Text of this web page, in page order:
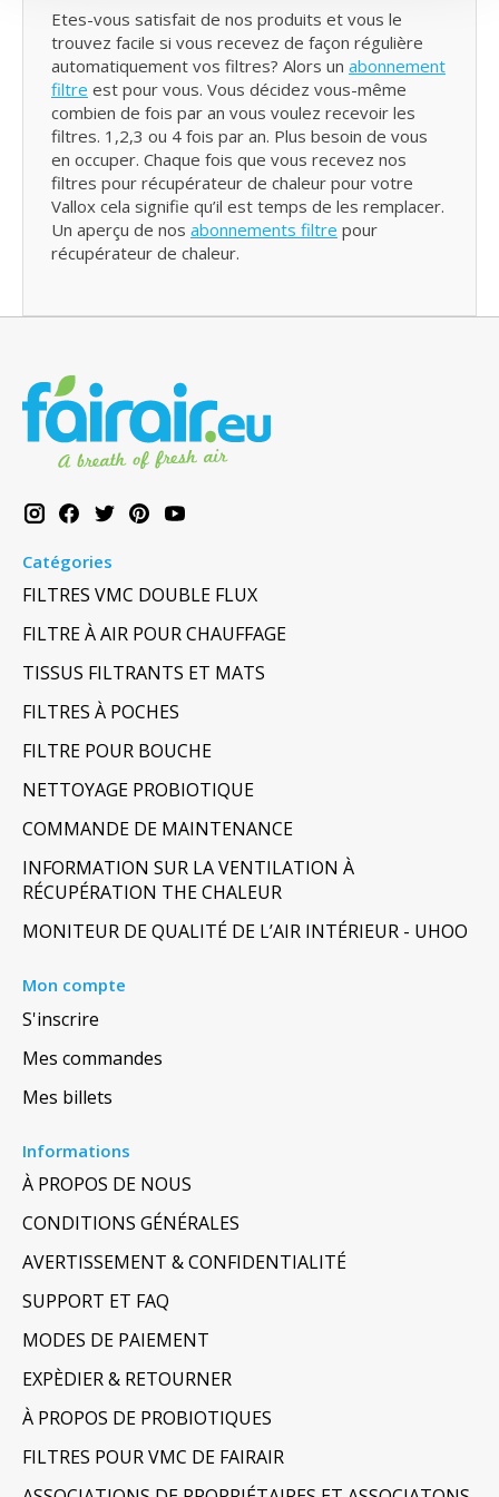
Etes-vous satisfait de nos produits et vous le
trouvez facile si vous recevez de façon régulière
automatiquement vos filtres? Alors un abonnement
filtre est pour vous. Vous décidez vous-même
combien de fois par an vous voulez recevoir les
filtres. 1,2,3 ou 4 fois par an. Plus besoin de vous
en occuper. Chaque fois que vous recevez nos
filtres pour récupérateur de chaleur pour votre
Vallox cela signifie qu’il est temps de les remplacer.
Un aperçu de nos abonnements filtre pour
récupérateur de chaleur.
Catégories
FILTRES VMC DOUBLE FLUX
FILTRE À AIR POUR CHAUFFAGE
TISSUS FILTRANTS ET MATS
FILTRES À POCHES
FILTRE POUR BOUCHE
NETTOYAGE PROBIOTIQUE
COMMANDE DE MAINTENANCE
INFORMATION SUR LA VENTILATION À
RÉCUPÉRATION THE CHALEUR
MONITEUR DE QUALITÉ DE L’AIR INTÉRIEUR - UHOO
Mon compte
S'inscrire
Mes commandes
Mes billets
Informations
À PROPOS DE NOUS
CONDITIONS GÉNÉRALES
AVERTISSEMENT & CONFIDENTIALITÉ
SUPPORT ET FAQ
MODES DE PAIEMENT
EXPÈDIER & RETOURNER
À PROPOS DE PROBIOTIQUES
FILTRES POUR VMC DE FAIRAIR